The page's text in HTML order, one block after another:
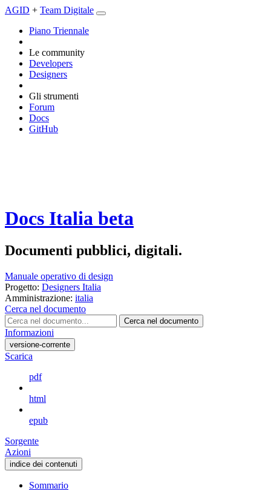
AGID + Team Digitale
Piano Triennale
Le community
Developers
Designers
Gli strumenti
Forum
Docs
GitHub
Docs Italia beta
Documenti pubblici, digitali.
Manuale operativo di design
Progetto: Designers Italia
Amministrazione: italia
Cerca nel documento
Cerca nel documento
Informazioni
versione-corrente
Scarica
pdf
html
epub
Sorgente
Azioni
indice dei contenuti
Sommario